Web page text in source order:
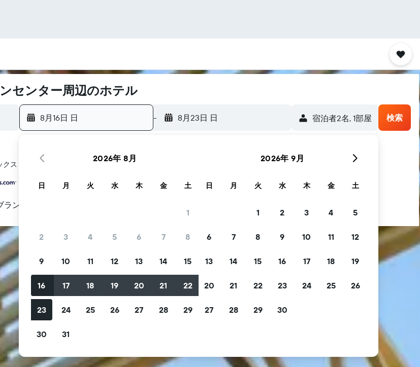
センター周辺のホテル
8月16日 日 - 8月23日 日 宿泊者2名, 1​部屋 検索
ス・コンベンションセンター​周辺にあるホテル探しをお手伝いします
ンド
2026年 8月
日 月 火 水 木 金 土
1
2 3 4 5 6 7 8
9 10 11 12 13 14 15
16 17 18 19 20 21 22
23 24 25 26 27 28 29
30 31
2026年 9月
日 月 火 水 木 金 土
1 2 3 4 5
6 7 8 9 10 11 12
13 14 15 16 17 18 19
20 21 22 23 24 25 26
27 28 29 30